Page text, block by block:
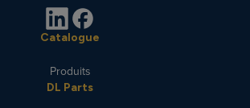
Catalogue
Produits
DL Parts